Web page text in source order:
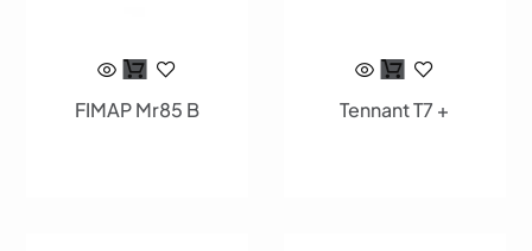
FIMAP Mr85 B Tennant T7 +